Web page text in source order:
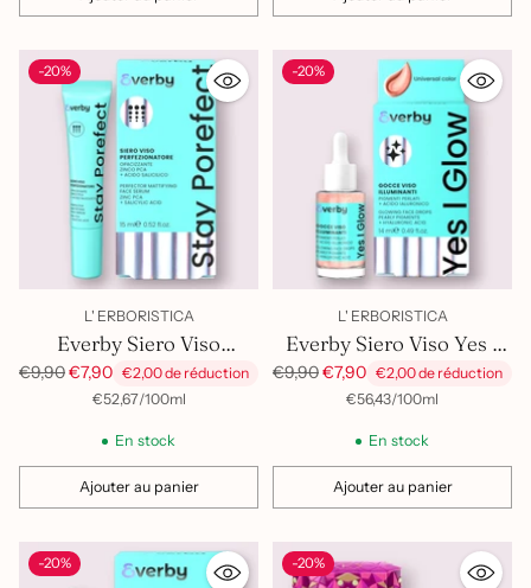
Quantité Quantité
-20%
L' ERBORISTICA
Everby Siero Viso
Perfezionat. Stay Porefect
Prix
€9,90€7,90 €2,00 de réduction
Prix
€52,67/
par 100ml
En stock
Ajouter au panier
Quantité
-20%
L' ERBORISTICA
Everby Siero Viso Yes I
Glow Illuminante
Prix
€9,90€7,90 €2,00 de réduction
Prix
€56,43/
par 100ml
En stock
Ajouter au panier
Quantité
-20% -20%